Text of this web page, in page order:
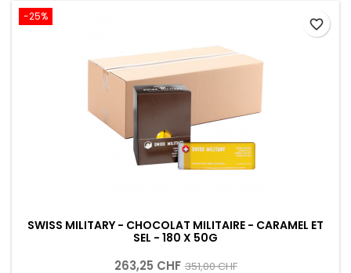
-25%
SWISS MILITARY - CHOCOLAT MILITAIRE - CARAMEL ET
SEL - 180 X 50G
263,25 CHF 351,00 CHF
favorite_border